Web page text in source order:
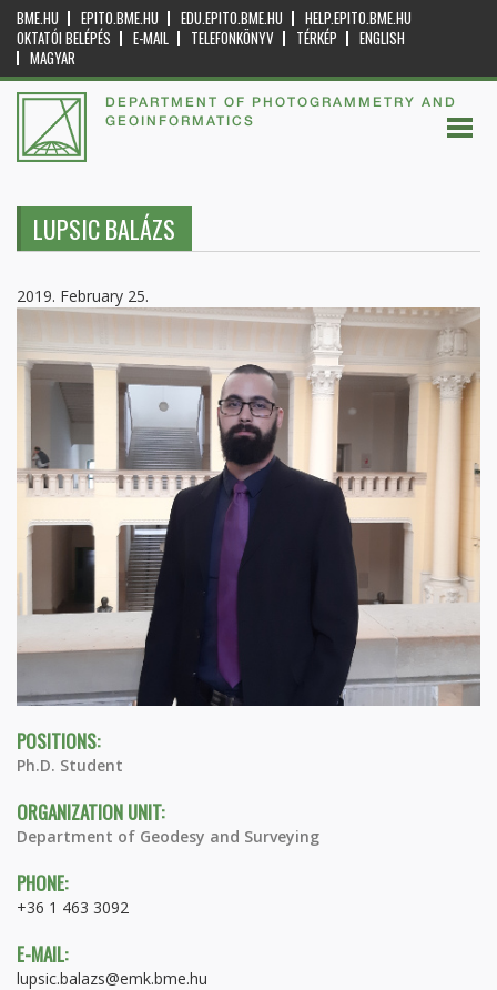
BME.HU EPITO.BME.HU EDU.EPITO.BME.HU
HELP.EPITO.BME.HU
OKTATÓI BELÉPÉS
E-MAIL TELEFONKÖNYV TÉRKÉP
ENGLISH
MAGYAR
DEPARTMENT OF PHOTOGRAMMETRY AND
GEOINFORMATICS
LUPSIC BALÁZS
2019. February 25.
POSITIONS:
Ph.D. Student
ORGANIZATION UNIT:
Department of Geodesy and Surveying
PHONE:
+36 1 463 3092
E-MAIL:
lupsic.balazs@emk.bme.hu